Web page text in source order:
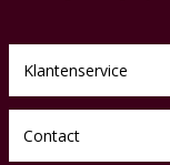
Klantenservice
Contact